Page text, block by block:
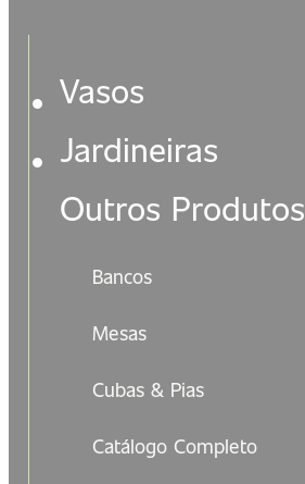
Vasos
Jardineiras
Outros Produtos
Bancos
Mesas
Cubas & Pias
Catálogo Completo